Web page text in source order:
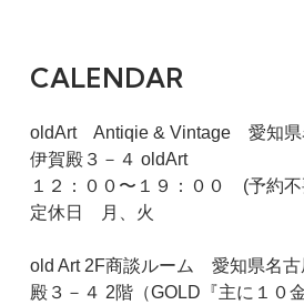
CALENDAR
oldArt Antiqie & Vintage 愛知県
伊賀殿３－４ oldArt
１２：００〜１９：００ (予約不
定休日 月、火
old Art 2F商談ルーム 愛知県名古
殿３－４ 2階（GOLD『主に１０